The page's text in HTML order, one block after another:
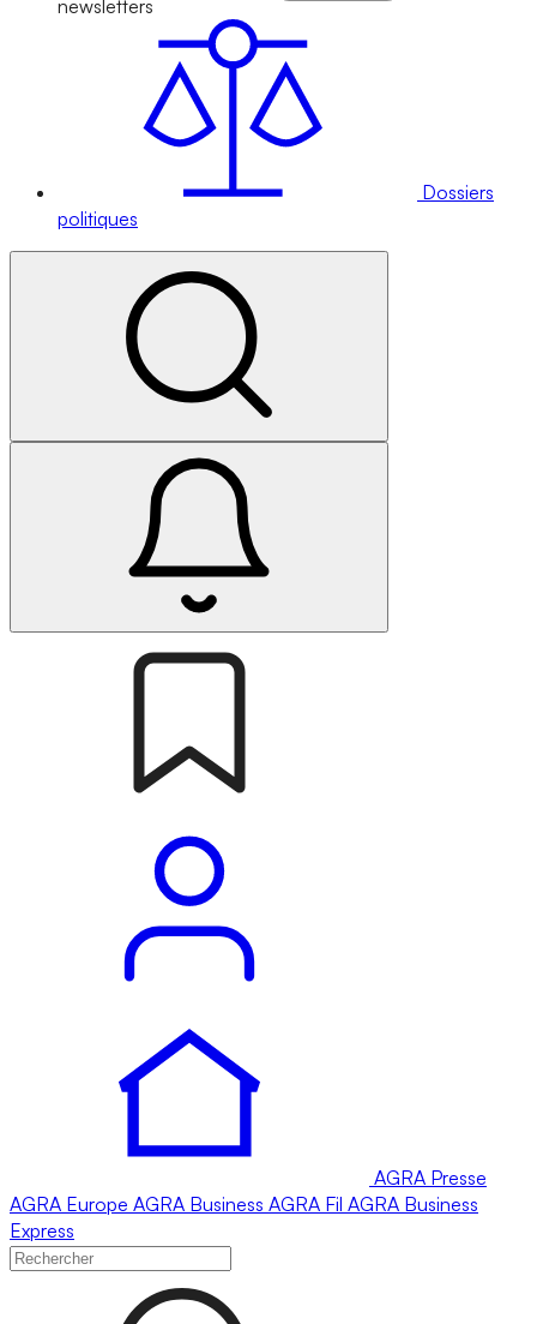
newsletters
Dossiers
politiques
AGRA Presse
AGRA Europe AGRA Business AGRA Fil AGRA Business
Express